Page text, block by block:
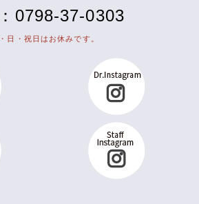
0798-37-0303
日・祝日はお休みです。